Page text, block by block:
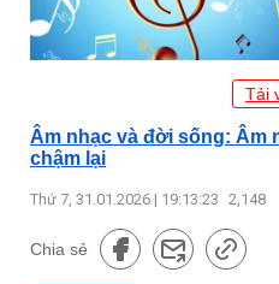
Tải
Âm nhạc và đời sống: Âm
chậm lại
Thứ 7, 31.01.2026 | 19:13:23 2,148
Chia sẻ